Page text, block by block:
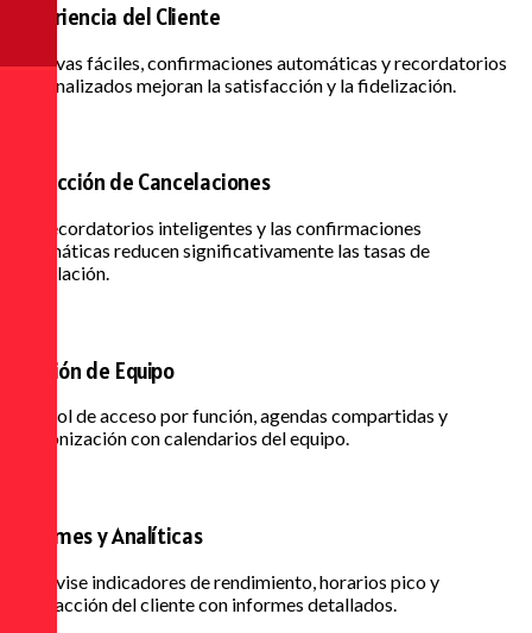
Experiencia del Cliente
Reservas fáciles, confirmaciones automáticas y recordatorios
personalizados mejoran la satisfacción y la fidelización.
Reducción de Cancelaciones
Los recordatorios inteligentes y las confirmaciones
automáticas reducen significativamente las tasas de
cancelación.
Gestión de Equipo
Control de acceso por función, agendas compartidas y
sincronización con calendarios del equipo.
Informes y Analíticas
Supervise indicadores de rendimiento, horarios pico y
satisfacción del cliente con informes detallados.